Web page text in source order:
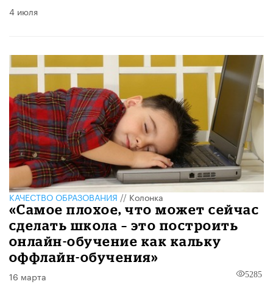
4 июля
КАЧЕСТВО ОБРАЗОВАНИЯ//Колонка
«Самое плохое, что может сейчас
сделать школа – это построить
онлайн-обучение как кальку
оффлайн-обучения»
16 марта 5285